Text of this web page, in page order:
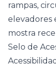
rampas,
elevadores
mostra
Selo de